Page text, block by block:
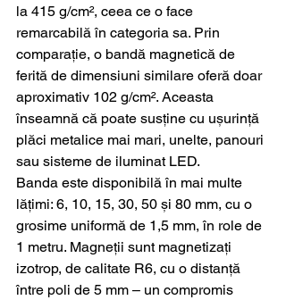
la 415 g/cm², ceea ce o face
remarcabilă în categoria sa. Prin
comparație, o bandă magnetică de
ferită de dimensiuni similare oferă doar
aproximativ 102 g/cm². Aceasta
înseamnă că poate susține cu ușurință
plăci metalice mai mari, unelte, panouri
sau sisteme de iluminat LED.
Banda este disponibilă în mai multe
lățimi: 6, 10, 15, 30, 50 și 80 mm, cu o
grosime uniformă de 1,5 mm, în role de
1 metru. Magneții sunt magnetizați
izotrop, de calitate R6, cu o distanță
între poli de 5 mm – un compromis